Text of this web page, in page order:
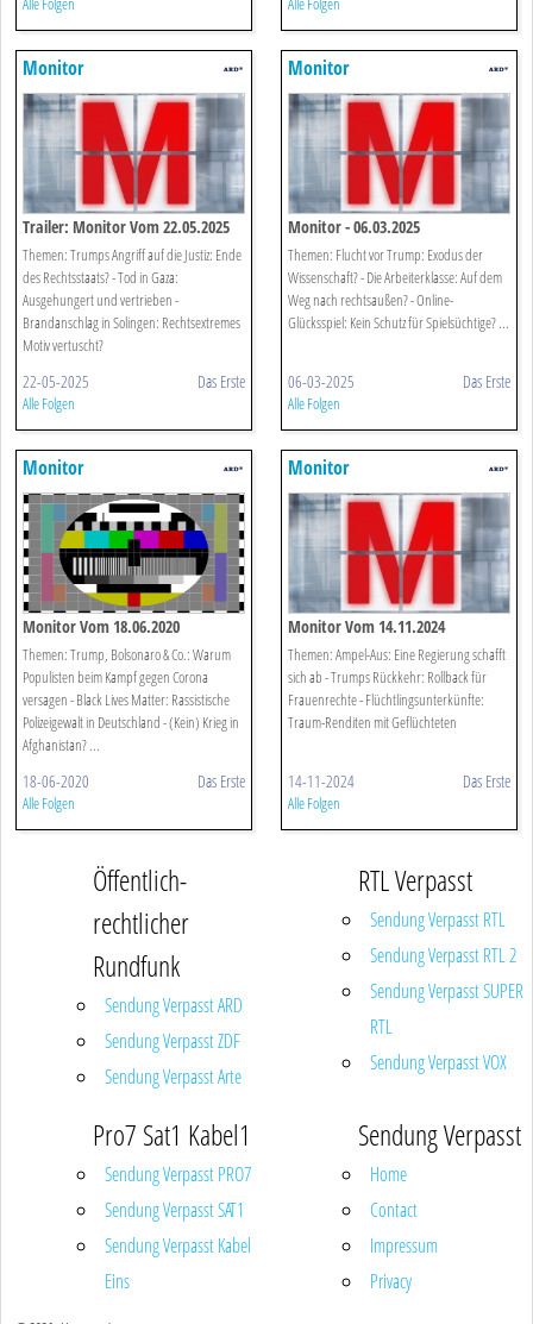
Monitor
Trailer: Monitor Vom 22.05.2025
Themen: Trumps Angriff auf die Justiz: Ende
des Rechtsstaats? - Tod in Gaza:
Ausgehungert und vertrieben -
Brandanschlag in Solingen: Rechtsextremes
Motiv vertuscht?
22-05-2025 Das Erste
Alle Folgen
Monitor
Monitor - 06.03.2025
Themen: Flucht vor Trump: Exodus der
Wissenschaft? - Die Arbeiterklasse: Auf dem
Weg nach rechtsaußen? - Online-
Glücksspiel: Kein Schutz für Spielsüchtige? ...
06-03-2025 Das Erste
Alle Folgen
Monitor
Monitor Vom 18.06.2020
Themen: Trump, Bolsonaro & Co.: Warum
Populisten beim Kampf gegen Corona
versagen - Black Lives Matter: Rassistische
Polizeigewalt in Deutschland - (Kein) Krieg in
Afghanistan? ...
18-06-2020 Das Erste
Alle Folgen
Monitor
Monitor Vom 14.11.2024
Themen: Ampel-Aus: Eine Regierung schafft
sich ab - Trumps Rückkehr: Rollback für
Frauenrechte - Flüchtlingsunterkünfte:
Traum-Renditen mit Geflüchteten
14-11-2024 Das Erste
Alle Folgen
Öffentlich-
rechtlicher
Rundfunk
Sendung Verpasst ARD
Sendung Verpasst ZDF
Sendung Verpasst Arte
RTL Verpasst
Sendung Verpasst RTL
Sendung Verpasst RTL 2
Sendung Verpasst SUPER
RTL
Sendung Verpasst VOX
Pro7 Sat1 Kabel1
Sendung Verpasst PRO7
Sendung Verpasst SAT1
Sendung Verpasst Kabel
Eins
Sendung Verpasst
Home
Contact
Impressum
Privacy